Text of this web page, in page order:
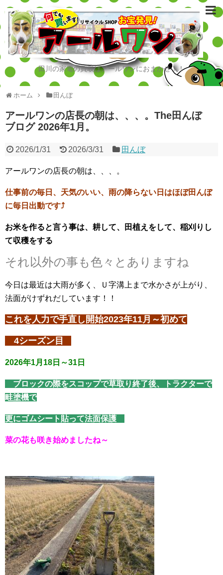
田川の家電の買取はアールワンにおまかせ！！
ホーム 田んぼ
アールワンの店長の朝は、、、。The田んぼ
ブログ 2026年1月。
2026/1/31 2026/3/31 田んぼ
アールワンの店長の朝は、、、。
仕事前の毎日、天気のいい、雨の降らない日はほぼ田んぼ
に毎日出動です⤴
お米を作ると言う事は、耕して、田植えをして、稲刈りし
て収穫をする
それ以外の事も色々とありますね
今日は最近は大雨が多く、Ｕ字溝上まで水かさが上がり、
法面がけずれだしています！！
これを人力で手直し開始2023年11月～初めて
4シーズン目
2026年1月18 日～31日
ブロックの際をスコップで草取り終了後、トラクターで
畦塗機で
更にゴムシート貼って法面保護
菜の花も咲き始めましたね～